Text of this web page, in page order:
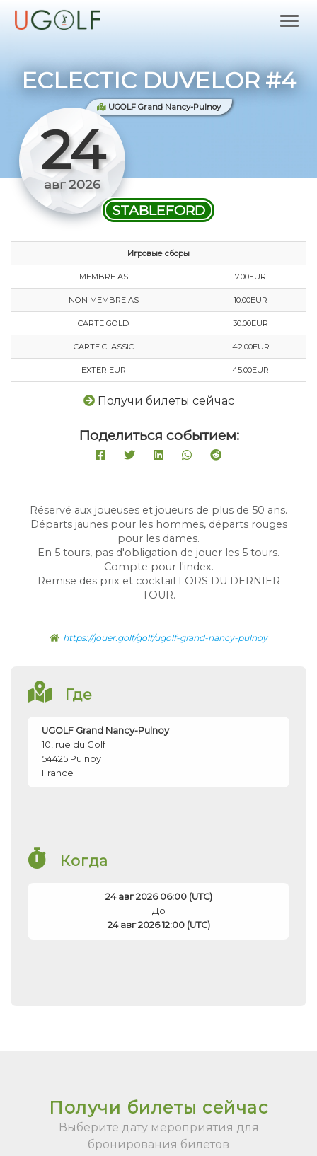
ECLECTIC DUVELOR #4
UGOLF Grand Nancy-Pulnoy
24
авг 2026
STABLEFORD
Игровые сборы
MEMBRE AS 7.00EUR
NON MEMBRE AS 10.00EUR
CARTE GOLD 30.00EUR
CARTE CLASSIC 42.00EUR
EXTERIEUR 45.00EUR
Получи билеты сейчас
Поделиться событием:
Réservé aux joueuses et joueurs de plus de 50 ans.
Départs jaunes pour les hommes, départs rouges
pour les dames.
En 5 tours, pas d'obligation de jouer les 5 tours.
Compte pour l'index.
Remise des prix et cocktail LORS DU DERNIER
TOUR.
https://jouer.golf/golf/ugolf-grand-nancy-pulnoy
Где
UGOLF Grand Nancy-Pulnoy
10, rue du Golf
54425 Pulnoy
France
Когда
24 авг 2026 06:00 (UTC)
До
24 авг 2026 12:00 (UTC)
Получи билеты сейчас
Выберите дату мероприятия для
бронирования билетов